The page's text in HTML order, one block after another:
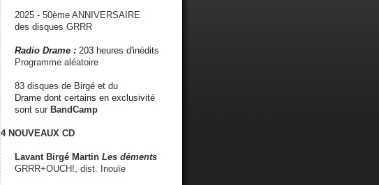
2025 - 50ème ANNIVERSAIRE
des disques GRRR
Radio Drame : 203 heures d'inédits
Programme aléatoire
83 disques de Birgé et du
Drame dont certains en exclusivité
sont sur BandCamp
4 NOUVEAUX CD
Lavant Birgé Martin Les déments
GRRR+OUCH!, dist. Inouïe